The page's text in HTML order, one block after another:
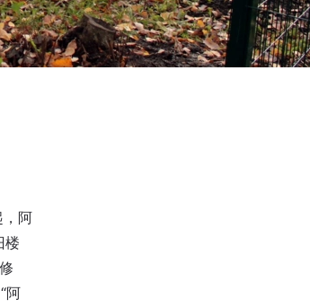
，阿
楼
阿